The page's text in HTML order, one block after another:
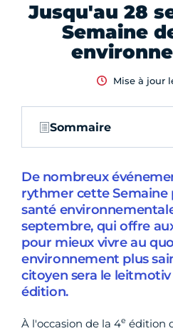
Jusqu'au 28
Semaine
Mise à jour
Sommaire
De nombreux
rythmer cette Semaine
santé
septembre, qui offre
pour mieux vivre au
environnement plus
citoyen sera le
édition.
À l'occasion de la 4e édition